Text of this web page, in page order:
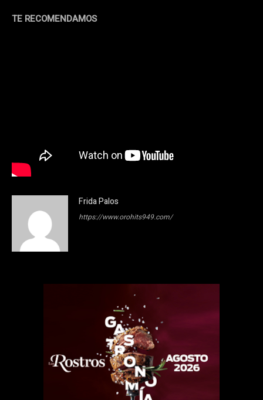
TE RECOMENDAMOS
Frida Palos
https://www.orohits949.com/